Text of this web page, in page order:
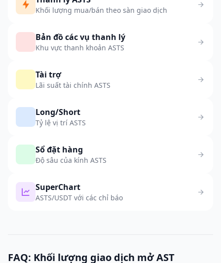
Khối lượng mua/bán theo sàn giao dịch
Bản đồ các vụ thanh lý
Khu vực thanh khoản ASTS
Tài trợ
Lãi suất tài chính ASTS
Long/Short
Tỷ lệ vị trí ASTS
Sổ đặt hàng
Độ sâu của kính ASTS
SuperChart
ASTS/USDT với các chỉ báo
FAQ: Khối lượng giao dịch mở AST